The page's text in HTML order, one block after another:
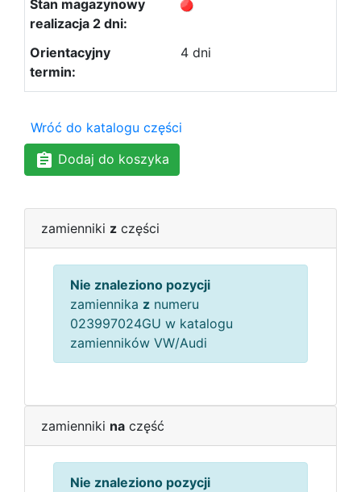
4 dni
Wróć do katalogu części
Dodaj do koszyka
zamienniki z części
Nie znaleziono pozycji
zamiennika z numeru
023997024GU w katalogu
zamienników VW/Audi
zamienniki na część
Nie znaleziono pozycji